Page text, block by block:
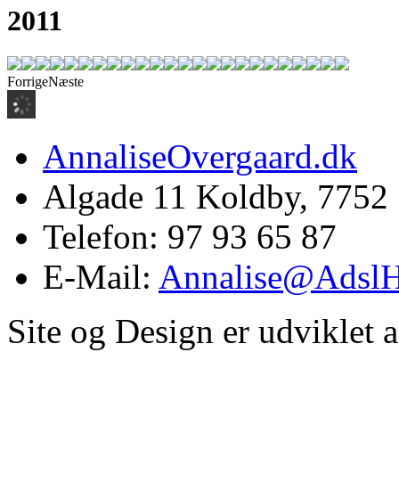
2011
ForrigeNæste
AnnaliseOvergaard.dk
Algade 11 Koldby, 7752
Telefon: 97 93 65 87
E-Mail:
Site og Design er udviklet